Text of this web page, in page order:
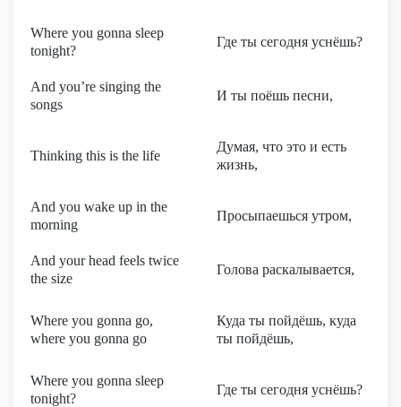
Where you gonna sleep
tonight?
Где ты сегодня уснёшь?
And you’re singing the
songs
И ты поёшь песни,
Thinking this is the life
Думая, что это и есть
жизнь,
And you wake up in the
morning
Просыпаешься утром,
And your head feels twice
the size
Голова раскалывается,
Where you gonna go,
where you gonna go
Куда ты пойдёшь, куда
ты пойдёшь,
Where you gonna sleep
tonight?
Где ты сегодня уснёшь?